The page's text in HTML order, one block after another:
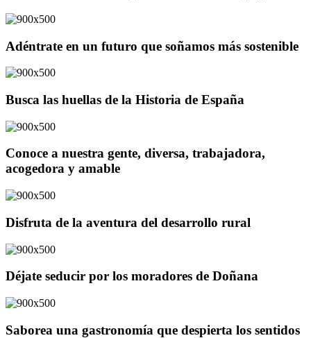
Adéntrate en un futuro que soñamos más sostenible
Busca las huellas de la Historia de España
Conoce a nuestra gente, diversa, trabajadora,
acogedora y amable
Disfruta de la aventura del desarrollo rural
Déjate seducir por los moradores de Doñana
Saborea una gastronomía que despierta los sentidos